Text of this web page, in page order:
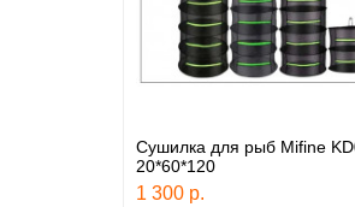
Сушилка для рыб Mifine
20*60*120
1 300 р.